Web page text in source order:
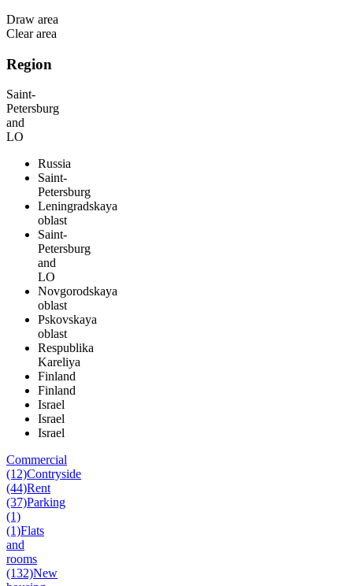
Draw area
Clear area
Region
Saint-
Petersburg
and
LO
Russia
Saint-
Petersburg
Leningradskaya
oblast
Saint-
Petersburg
and
LO
Novgorodskaya
oblast
Pskovskaya
oblast
Respublika
Kareliya
Finland
Finland
Israel
Israel
Israel
Commercial
(12)Contryside
(44)Rent
(37)Parking
(1)
(1)Flats
and
rooms
(132)New